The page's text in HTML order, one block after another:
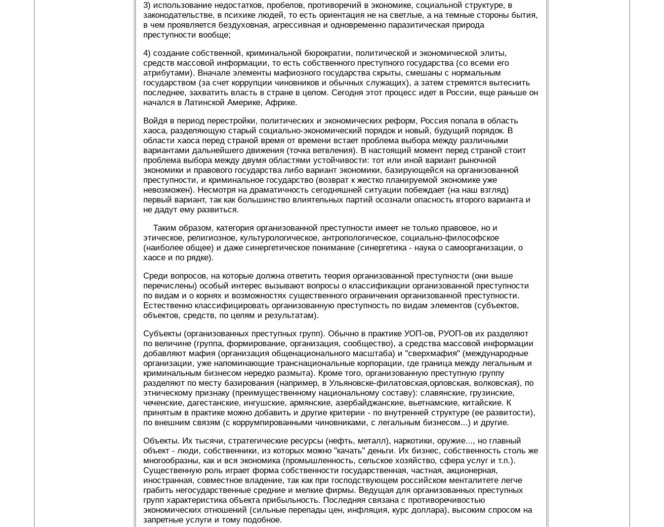
3) использование недостатков, пробелов, противоречий в экономике, социальной структуре, в
законодательстве, в психике людей, то есть ориентация не на светлые, а на темные стороны бытия,
в чем проявляется бездуховная, агрессивная и одновременно паразитическая природа
преступности вообще;
4) создание собственной, криминальной бюрократии, политической и экономической элиты,
средств массовой информации, то есть собственного преступного государства (со всеми его
атрибутами). Вначале элементы мафиозного государства скрыты, смешаны с нормальным
государством (за счет коррупции чиновников и обычных служащих), а затем стремятся вытеснить
последнее, захватить власть в стране в целом. Сегодня этот процесс идет в России, еще раньше он
начался в Латинской Америке, Африке.
Войдя в период перестройки, политических и экономических реформ, Россия попала в область
хаоса, разделяющую старый социально-экономический порядок и новый, будущий порядок. В
области хаоса перед страной время от времени встает проблема выбора между различными
вариантами дальнейшего движения (точка ветвления). В настоящий момент перед страной стоит
проблема выбора между двумя областями устойчивости: тот или иной вариант рыночной
экономики и правового государства либо вариант экономики, базирующейся на организованной
преступности, и криминальное государство (возврат к жестко планируемой экономике уже
невозможен). Несмотря на драматичность сегодняшней ситуации побеждает (на наш взгляд)
первый вариант, так как большинство влиятельных партий осознали опасность второго варианта и
не дадут ему развиться.
Таким образом, категория организованной преступности имеет не только правовое, но и
этическое, религиозное, культурологическое, антропологическое, социально-философское
(наиболее общее) и даже синергетическое понимание (синергетика - наука о самоорганизации, о
хаосе и по рядке).
Среди вопросов, на которые должна ответить теория организованной преступности (они выше
перечислены) особый интерес вызывают вопросы о классификации организованной преступности
по видам и о корнях и возможностях существенного ограничения организованной преступности.
Естественно классифицировать организованную преступность по видам элементов (субъектов,
объектов, средств, по целям и результатам).
Субъекты (организованных преступных групп). Обычно в практике УОП-ов, РУОП-ов их разделяют
по величине (группа, формирование, организация, сообщество), а средства массовой информации
добавляют мафия (организация общенационального масштаба) и "сверхмафия" (международные
организации, уже напоминающие транснациональные корпорации, где граница между легальным и
криминальным бизнесом нередко размыта). Кроме того, организованную преступную группу
разделяют по месту базирования (например, в Ульяновске-филатовская,орловская, волковская), по
этническому признаку (преимущественному национальному составу): славянские, грузинские,
чеченские, дагестанские, ингушские, армянские, азербайджанские, вьетнамские, китайские. К
принятым в практике можно добавить и другие критерии - по внутренней структуре (ее развитости),
по внешним связям (с коррумпированными чиновниками, с легальным бизнесом...) и другие.
Объекты. Их тысячи, стратегические ресурсы (нефть, металл), наркотики, оружие..., но главный
объект - люди, собственники, из которых можно "качать" деньги. Их бизнес, собственность столь же
многообразны, как и вся экономика (промышленность, сельское хозяйство, сфера услуг и т.п.).
Существенную роль играет форма собственности государственная, частная, акционерная,
иностранная, совместное владение, так как при господствующем российском менталитете легче
грабить негосударственные средние и мелкие фирмы. Ведущая для организованных преступных
групп характеристика объекта прибыльность. Последняя связана с противоречивостью
экономических отношений (сильные перепады цен, инфляция, курс доллара), высоким спросом на
запретные услуги и тому подобное.